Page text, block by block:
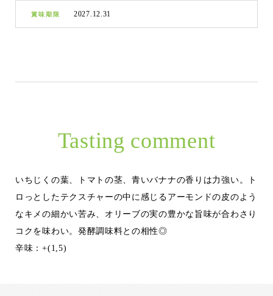
賞味期限 2027.12.31
Tasting comment
いちじくの葉、トマトの茎、青いバナナの香りは力強い。ト
ロっとしたテクスチャーの中に感じるアーモンドの皮のよう
なキメの細かい苦み、オリーブの実の豊かな旨味が合わさり
コクを味わい。発酵調味料との相性◎
辛味：+(1,5)